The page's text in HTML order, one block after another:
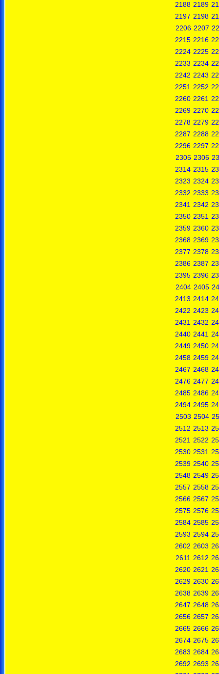
2188 2189
2197 2198
2206 2207
2215 2216
2224 2225
2233 2234
2242 2243
2251 2252
2260 2261
2269 2270
2278 2279
2287 2288
2296 2297
2305 2306
2314 2315
2323 2324
2332 2333
2341 2342
2350 2351
2359 2360
2368 2369
2377 2378
2386 2387
2395 2396
2404 2405
2413 2414
2422 2423
2431 2432
2440 2441
2449 2450
2458 2459
2467 2468
2476 2477
2485 2486
2494 2495
2503 2504
2512 2513
2521 2522
2530 2531
2539 2540
2548 2549
2557 2558
2566 2567
2575 2576
2584 2585
2593 2594
2602 2603
2611 2612
2620 2621
2629 2630
2638 2639
2647 2648
2656 2657
2665 2666
2674 2675
2683 2684
2692 2693